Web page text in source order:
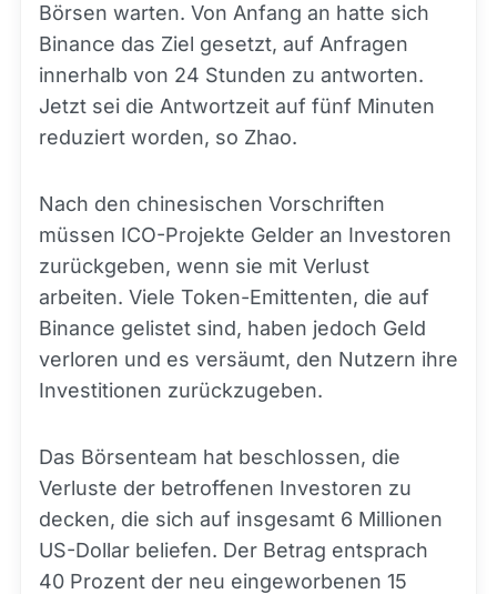
Börsen warten. Von Anfang an hatte sich
Binance das Ziel gesetzt, auf Anfragen
innerhalb von 24 Stunden zu antworten.
Jetzt sei die Antwortzeit auf fünf Minuten
reduziert worden, so Zhao.
Nach den chinesischen Vorschriften
müssen ICO-Projekte Gelder an Investoren
zurückgeben, wenn sie mit Verlust
arbeiten. Viele Token-Emittenten, die auf
Binance gelistet sind, haben jedoch Geld
verloren und es versäumt, den Nutzern ihre
Investitionen zurückzugeben.
Das Börsenteam hat beschlossen, die
Verluste der betroffenen Investoren zu
decken, die sich auf insgesamt 6 Millionen
US-Dollar beliefen. Der Betrag entsprach
40 Prozent der neu eingeworbenen 15